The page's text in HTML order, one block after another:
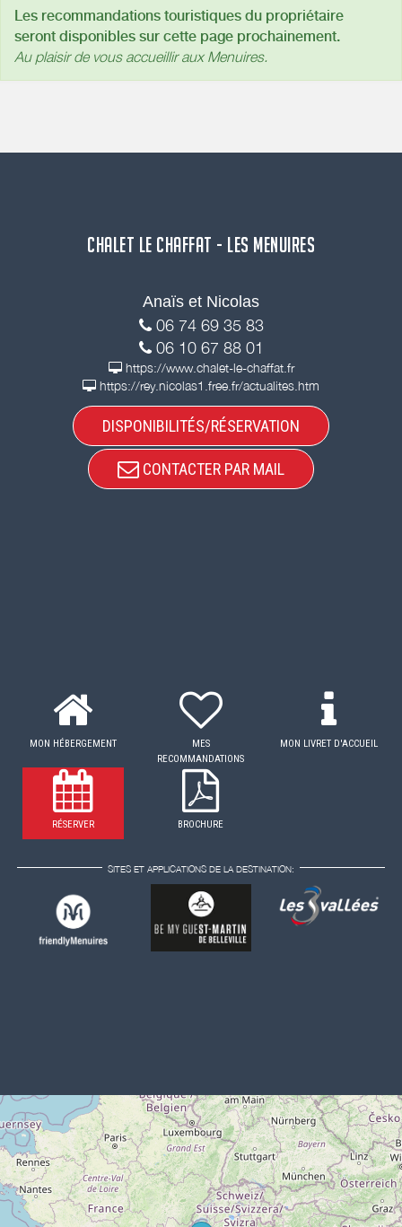
Les recommandations touristiques du propriétaire
seront disponibles sur cette page prochainement.
Au plaisir de vous accueillir aux Menuires.
CHALET LE CHAFFAT - LES MENUIRES
Anaïs et Nicolas
06 74 69 35 83
06 10 67 88 01
https://www.chalet-le-chaffat.fr
https://rey.nicolas1.free.fr/actualites.htm
DISPONIBILITÉS/RÉSERVATION
CONTACTER PAR MAIL
MON HÉBERGEMENT
MES
RECOMMANDATIONS
MON LIVRET D'ACCUEIL
RÉSERVER BROCHURE
SITES ET APPLICATIONS DE LA DESTINATION: